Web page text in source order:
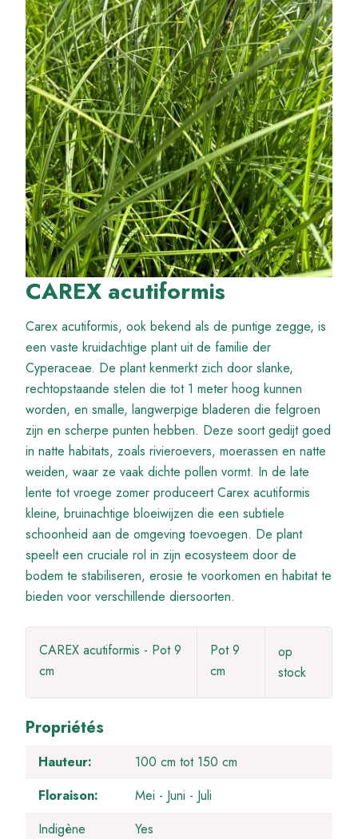
CAREX acutiformis
Carex acutiformis, ook bekend als de puntige zegge, is
een vaste kruidachtige plant uit de familie der
Cyperaceae. De plant kenmerkt zich door slanke,
rechtopstaande stelen die tot 1 meter hoog kunnen
worden, en smalle, langwerpige bladeren die felgroen
zijn en scherpe punten hebben. Deze soort gedijt goed
in natte habitats, zoals rivieroevers, moerassen en natte
weiden, waar ze vaak dichte pollen vormt. In de late
lente tot vroege zomer produceert Carex acutiformis
kleine, bruinachtige bloeiwijzen die een subtiele
schoonheid aan de omgeving toevoegen. De plant
speelt een cruciale rol in zijn ecosysteem door de
bodem te stabiliseren, erosie te voorkomen en habitat te
bieden voor verschillende diersoorten.
CAREX acutiformis - Pot 9
cm
Pot 9
cm
op
stock
Propriétés
Hauteur
100 cm tot 150 cm
Floraison
Mei Juni
Juli
Indigène
Yes